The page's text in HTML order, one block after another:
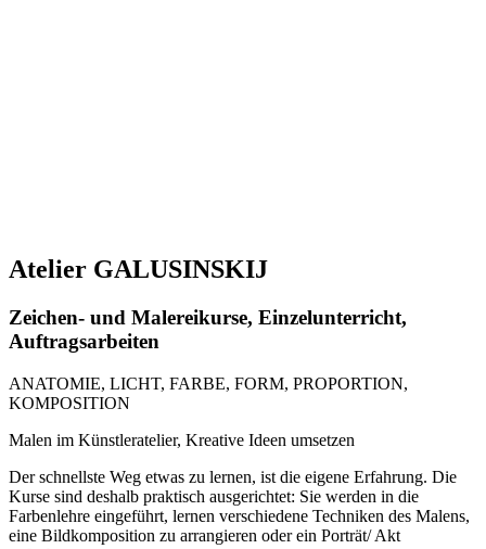
Atelier GALUSINSKIJ
Zeichen- und Malereikurse, Einzelunterricht,
Auftragsarbeiten
ANATOMIE, LICHT, FARBE, FORM, PROPORTION,
KOMPOSITION
Malen im Künstleratelier, Kreative Ideen umsetzen
Der schnellste Weg etwas zu lernen, ist die eigene Erfahrung. Die
Kurse sind deshalb praktisch ausgerichtet: Sie werden in die
Farbenlehre eingeführt, lernen verschiedene Techniken des Malens,
eine Bildkomposition zu arrangieren oder ein Porträt/ Akt